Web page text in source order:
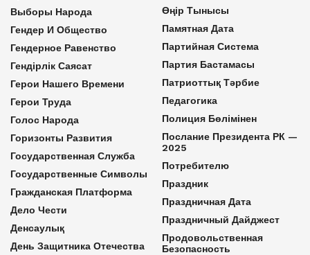
Выборы Народа
Гендер И Общество
Гендерное Равенство
Гендірлік Саясат
Герои Нашего Времени
Герои Труда
Голос Народа
Горизонты Развития
Государственная Служба
Государственные Символы
Гражданская Платформа
Дело Чести
Денсаулық
День Защитника Отечества
Өңір Тынысы
Памятная Дата
Партийная Система
Партия Бастамасы
Патриоттық Тәрбие
Педагогика
Полиция Бөлімінен
Послание Президента РК —
2025
Потребителю
Праздник
Праздничная Дата
Праздничный Дайджест
Продовольственная
Безопасность